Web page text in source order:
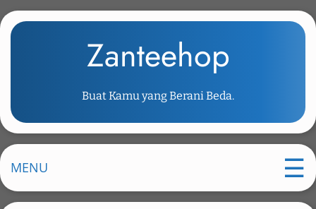
k
m
i
n
Zanteehop
Buat Kamu yang Berani Beda.
MENU